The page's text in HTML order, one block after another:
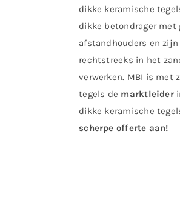
dikke keramische
dikke betondrager met
afstandhouders en
rechtstreeks in het
verwerken. MBI is met
tegels de marktleider
dikke keramische
scherpe offerte aan!